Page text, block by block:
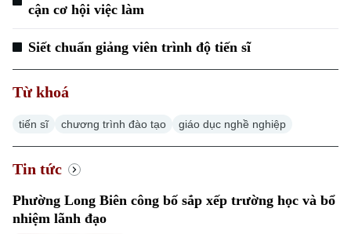
cận cơ hội việc làm
Siết chuẩn giảng viên trình độ tiến sĩ
Từ khoá
tiến sĩ chương trình đào tạo giáo dục nghề nghiệp
Tin tức
Phường Long Biên công bố sắp xếp trường học và bổ
nhiệm lãnh đạo